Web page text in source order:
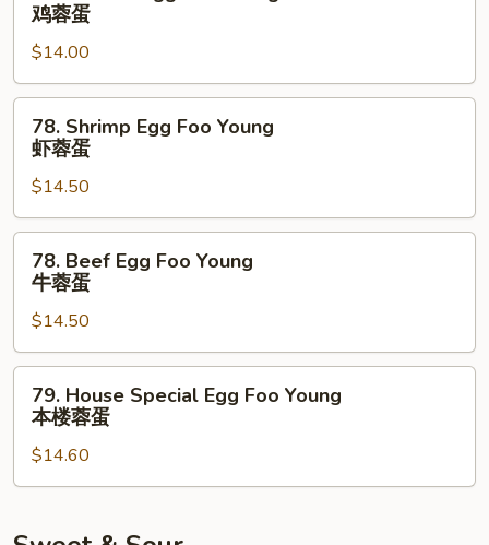
Egg
Foo
Young
鸡
鸡蓉蛋
$14.00
Shrimp
Egg
Foo
Young
虾
78. Shrimp Egg Foo Young
虾蓉蛋
$14.50
Beef
Egg
Foo
Young
牛
78. Beef Egg Foo Young
牛蓉蛋
$14.50
House
Special
Egg
Foo
本
79. House Special Egg Foo Young
本楼蓉蛋
$14.60